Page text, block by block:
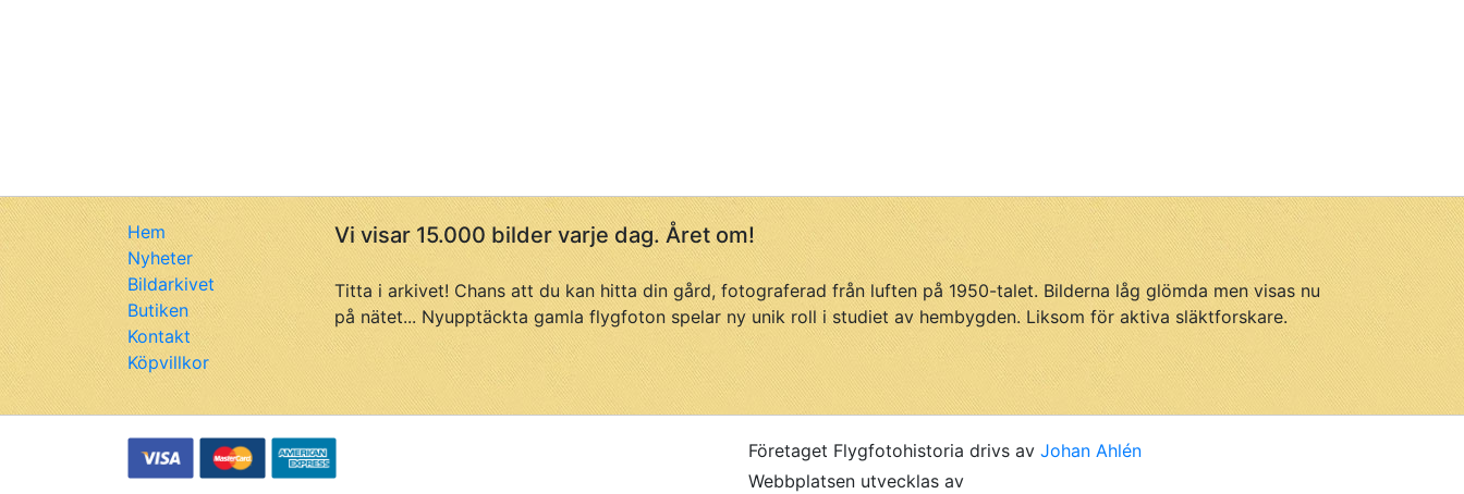
Hem
Nyheter
Bildarkivet
Butiken
Kontakt
Köpvillkor
Vi visar 15.000 bilder varje dag. Året om!
Titta i arkivet! Chans att du kan hitta din gård, fotograferad från luften på 1950-talet. Bilderna låg glömda men visas nu
på nätet... Nyupptäckta gamla flygfoton spelar ny unik roll i studiet av hembygden. Liksom för aktiva släktforskare.
Företaget Flygfotohistoria drivs av Johan Ahlén
Webbplatsen utvecklas av